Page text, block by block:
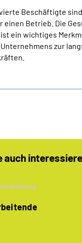
Beschäftigte
Betrieb. Die
ein wichtiges
zur
auch